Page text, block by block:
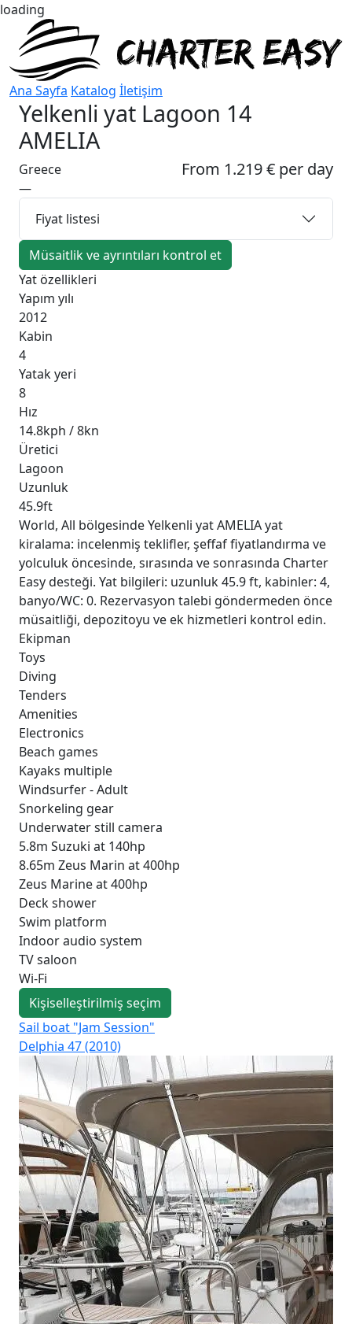
loading
Ana Sayfa Katalog İletişim
Yelkenli yat Lagoon 14
AMELIA
From 1.219 € per day
Greece
—
Fiyat listesi
Müsaitlik ve ayrıntıları kontrol et
Yat özellikleri
Yapım yılı
2012
Kabin
4
Yatak yeri
8
Hız
14.8kph / 8kn
Üretici
Lagoon
Uzunluk
45.9ft
World, All bölgesinde Yelkenli yat AMELIA yat
kiralama: incelenmiş teklifler, şeffaf fiyatlandırma ve
yolculuk öncesinde, sırasında ve sonrasında Charter
Easy desteği. Yat bilgileri: uzunluk 45.9 ft, kabinler: 4,
banyo/WC: 0. Rezervasyon talebi göndermeden önce
müsaitliği, depozitoyu ve ek hizmetleri kontrol edin.
Ekipman
Toys
Diving
Tenders
Amenities
Electronics
Beach games
Kayaks multiple
Windsurfer - Adult
Snorkeling gear
Underwater still camera
5.8m Suzuki at 140hp
8.65m Zeus Marin at 400hp
Zeus Marine at 400hp
Deck shower
Swim platform
Indoor audio system
TV saloon
Wi-Fi
Kişiselleştirilmiş seçim
Sail boat "Jam Session"
Delphia 47 (2010)